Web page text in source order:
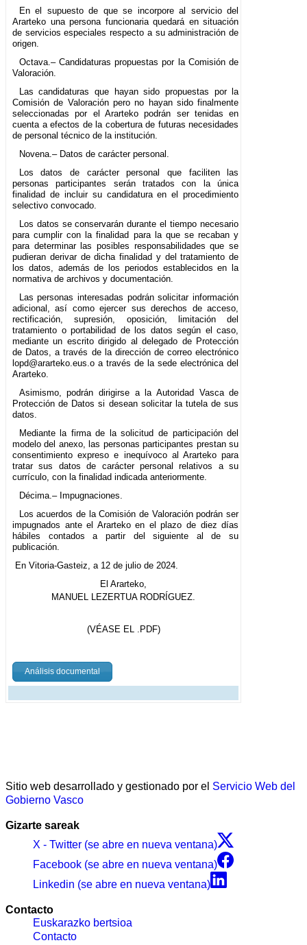
En el supuesto de que se incorpore al servicio del
Ararteko una persona funcionaria quedará en situación
de servicios especiales respecto a su administración de
origen.
Octava.– Candidaturas propuestas por la Comisión de
Valoración.
Las candidaturas que hayan sido propuestas por la
Comisión de Valoración pero no hayan sido finalmente
seleccionadas por el Ararteko podrán ser tenidas en
cuenta a efectos de la cobertura de futuras necesidades
de personal técnico de la institución.
Novena.– Datos de carácter personal.
Los datos de carácter personal que faciliten las
personas participantes serán tratados con la única
finalidad de incluir su candidatura en el procedimiento
selectivo convocado.
Los datos se conservarán durante el tiempo necesario
para cumplir con la finalidad para la que se recaban y
para determinar las posibles responsabilidades que se
pudieran derivar de dicha finalidad y del tratamiento de
los datos, además de los periodos establecidos en la
normativa de archivos y documentación.
Las personas interesadas podrán solicitar información
adicional, así como ejercer sus derechos de acceso,
rectificación, supresión, oposición, limitación del
tratamiento o portabilidad de los datos según el caso,
mediante un escrito dirigido al delegado de Protección
de Datos, a través de la dirección de correo electrónico
lopd@ararteko.eus.o a través de la sede electrónica del
Ararteko.
Asimismo, podrán dirigirse a la Autoridad Vasca de
Protección de Datos si desean solicitar la tutela de sus
datos.
Mediante la firma de la solicitud de participación del
modelo del anexo, las personas participantes prestan su
consentimiento expreso e inequívoco al Ararteko para
tratar sus datos de carácter personal relativos a su
currículo, con la finalidad indicada anteriormente.
Décima.– Impugnaciones.
Los acuerdos de la Comisión de Valoración podrán ser
impugnados ante el Ararteko en el plazo de diez días
hábiles contados a partir del siguiente al de su
publicación.
En Vitoria-Gasteiz, a 12 de julio de 2024.
El Ararteko,
MANUEL LEZERTUA RODRÍGUEZ.
(VÉASE EL .PDF)
Análisis documental
Sitio web desarrollado y gestionado por el Servicio Web del
Gobierno Vasco
Gizarte sareak
X - Twitter (se abre en nueva ventana)
Facebook (se abre en nueva ventana)
Linkedin (se abre en nueva ventana)
Contacto
Euskarazko bertsioa
Contacto